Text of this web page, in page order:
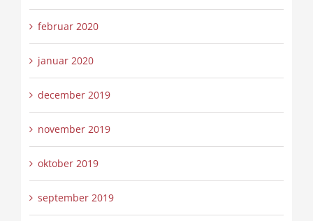
februar 2020
januar 2020
december 2019
november 2019
oktober 2019
september 2019